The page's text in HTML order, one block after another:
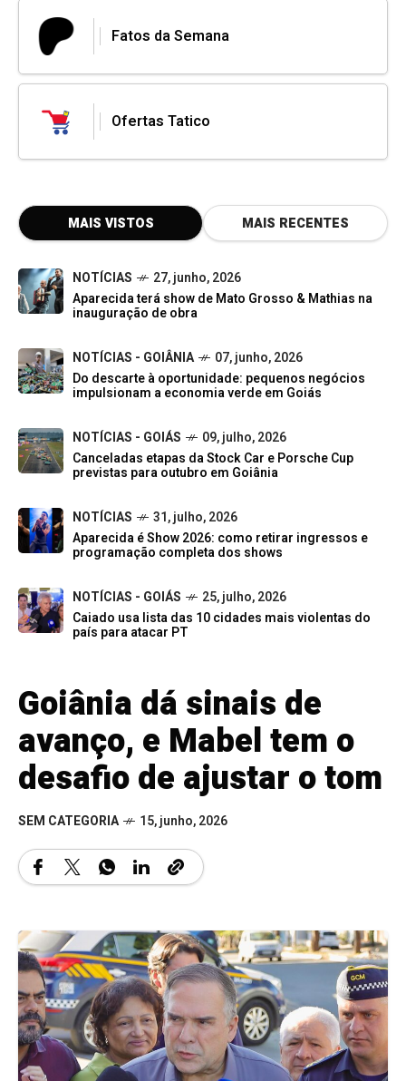
Fatos da Semana
Ofertas Tatico
MAIS VISTOS MAIS RECENTES
NOTÍCIAS
27, junho, 2026
Aparecida terá show de Mato Grosso & Mathias na
inauguração de obra
NOTÍCIAS - GOIÂNIA
07, junho, 2026
Do descarte à oportunidade: pequenos negócios
impulsionam a economia verde em Goiás
NOTÍCIAS - GOIÁS
09, julho, 2026
Canceladas etapas da Stock Car e Porsche Cup
previstas para outubro em Goiânia
NOTÍCIAS
31, julho, 2026
Aparecida é Show 2026: como retirar ingressos e
programação completa dos shows
NOTÍCIAS - GOIÁS
25, julho, 2026
Caiado usa lista das 10 cidades mais violentas do
país para atacar PT
Goiânia dá sinais de
avanço, e Mabel tem o
desafio de ajustar o tom
SEM CATEGORIA 15, junho, 2026